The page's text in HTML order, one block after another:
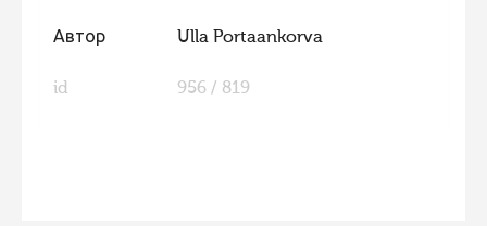
Автор Ulla Portaankorva
id 956 / 819